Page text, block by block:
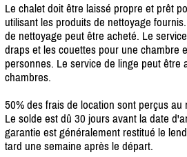
Le chalet doit être laissé propre et prêt
utilisant les produits de nettoyage
de nettoyage peut être acheté. Le
draps et les couettes pour une chambre
personnes. Le service de linge peut être
chambres.
50% des frais de location sont perçus
Le solde est dû 30 jours avant la date
garantie est généralement restitué le
tard une semaine après le départ.